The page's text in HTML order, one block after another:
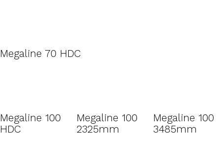
Megaline 70 HDC
Megaline 100
HDC
Megaline 100
2325mm
Megaline 100
3485mm